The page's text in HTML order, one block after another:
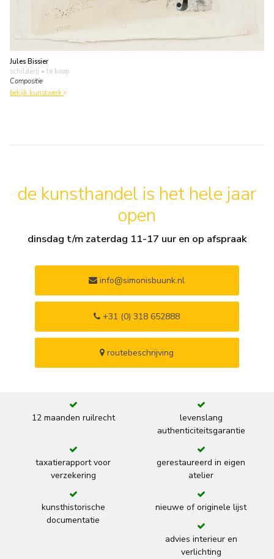
Jules Bissier
schilderij • te koop
Compositie
bekijk kunstwerk
de kunsthandel is het hele jaar
open
dinsdag t/m zaterdag 11-17 uur en op afspraak
info@simonisbuunk.nl
+31 (0) 318 652888
routebeschrijving
12 maanden ruilrecht
levenslang
authenticiteitsgarantie
taxatierapport voor
verzekering
gerestaureerd in eigen
atelier
kunsthistorische
documentatie
nieuwe of originele lijst
advies interieur en
verlichting